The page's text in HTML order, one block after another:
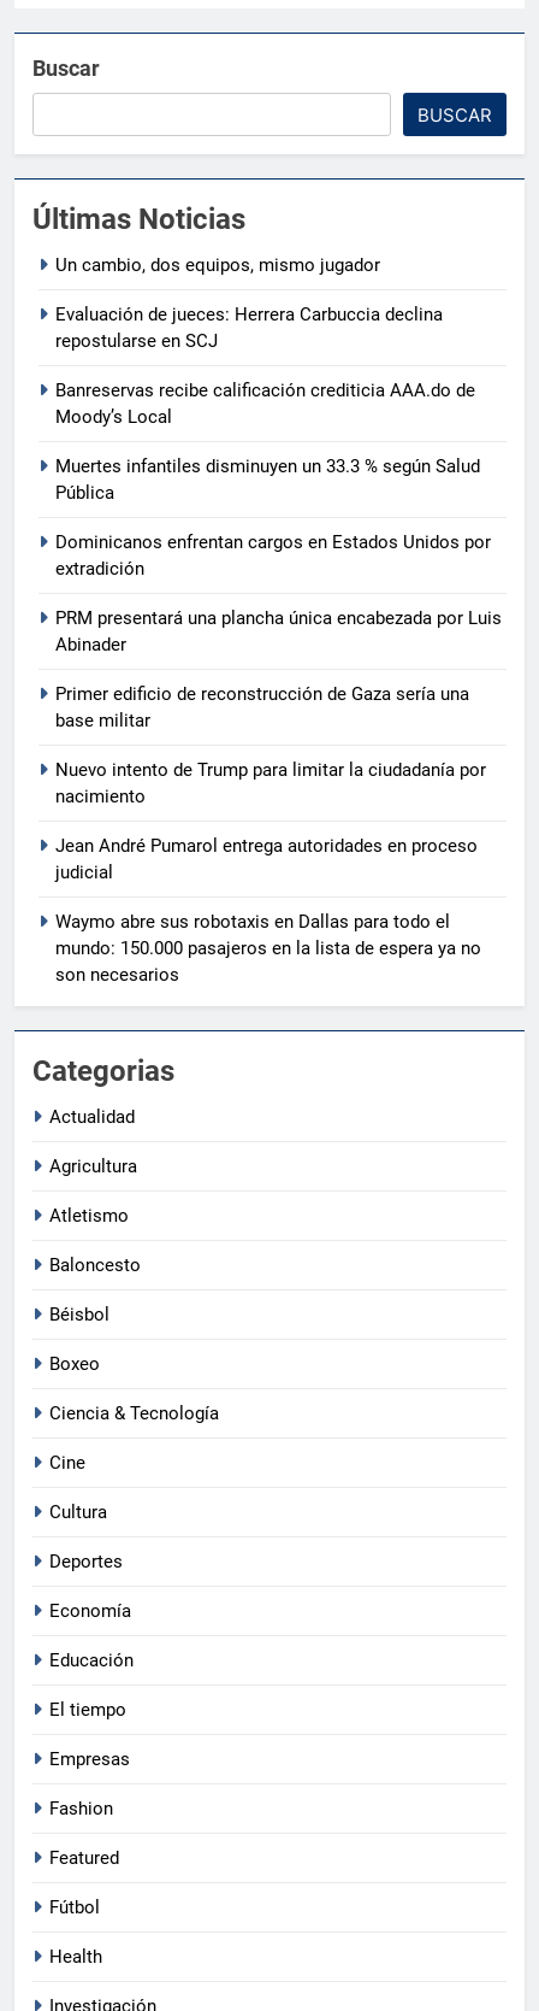
Buscar
BUSCAR
Últimas Noticias
Un cambio, dos equipos, mismo jugador
Evaluación de jueces: Herrera Carbuccia declina
repostularse en SCJ
Banreservas recibe calificación crediticia AAA.do de
Moody’s Local
Muertes infantiles disminuyen un 33.3 % según Salud
Pública
Dominicanos enfrentan cargos en Estados Unidos por
extradición
PRM presentará una plancha única encabezada por Luis
Abinader
Primer edificio de reconstrucción de Gaza sería una
base militar
Nuevo intento de Trump para limitar la ciudadanía por
nacimiento
Jean André Pumarol entrega autoridades en proceso
judicial
Waymo abre sus robotaxis en Dallas para todo el
mundo: 150.000 pasajeros en la lista de espera ya no
son necesarios
Categorias
Actualidad
Agricultura
Atletismo
Baloncesto
Béisbol
Boxeo
Ciencia & Tecnología
Cine
Cultura
Deportes
Economía
Educación
El tiempo
Empresas
Fashion
Featured
Fútbol
Health
Investigación